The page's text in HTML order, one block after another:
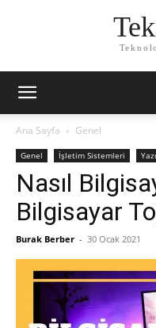
Ana Sayfa Genel
Genel İşletim Sistemleri
Nasıl
Bilgisayar
Burak Berber - 30 Ocak 2021